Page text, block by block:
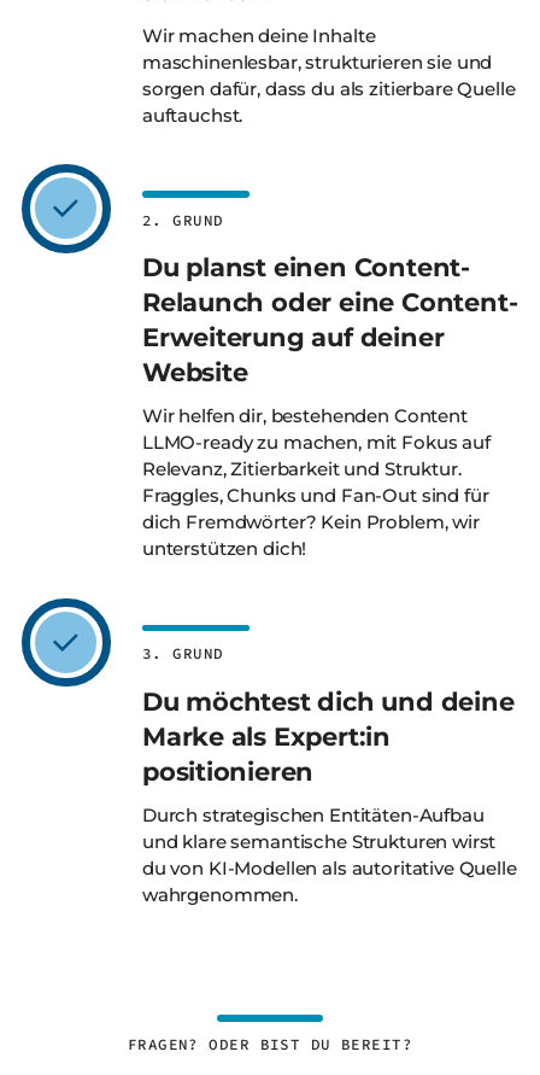
Wir machen deine Inhalte
maschinenlesbar, strukturieren sie und
sorgen dafür, dass du als zitierbare Quelle
auftauchst.
2. GRUND
Du planst einen Content-
Relaunch oder eine Content-
Erweiterung auf deiner
Website
Wir helfen dir, bestehenden Content
LLMO-ready zu machen, mit Fokus auf
Relevanz, Zitierbarkeit und Struktur.
Fraggles, Chunks und Fan-Out sind für
dich Fremdwörter? Kein Problem, wir
unterstützen dich!
3. GRUND
Du möchtest dich und deine
Marke als Expert:in
positionieren
Durch strategischen Entitäten-Aufbau
und klare semantische Strukturen wirst
du von KI-Modellen als autoritative Quelle
wahrgenommen.
FRAGEN? ODER BIST DU BEREIT?